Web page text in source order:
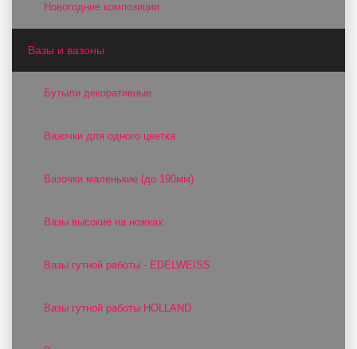
Новогодние композиции
Вазы и вазоны
Бутыли декоративные
Вазочки для одного цветка
Вазочки маленькие (до 190мм)
Вазы высокие на ножках
Вазы гутной работы - EDELWEISS
Вазы гутной работы HOLLAND